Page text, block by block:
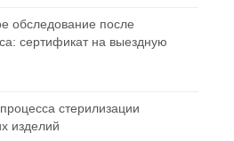
обследование после
сертификат на выездную
стерилизации
изделий